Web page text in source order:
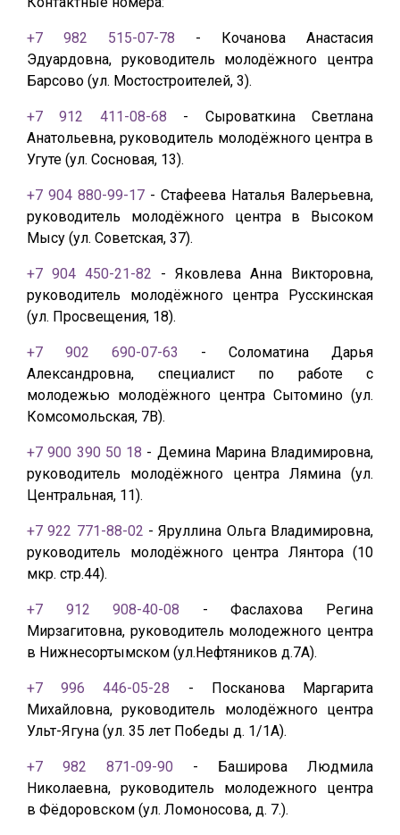
+7 982 515-07-78 - Кочанова Анастасия
Эдуардовна, руководитель молодёжного центра
Барсово (ул. Мостостроителей, 3).
+7 912 411-08-68 - Сыроваткина Светлана
Анатольевна, руководитель молодёжного центра в
Угуте (ул. Сосновая, 13).
+7 904 880-99-17 - Стафеева Наталья Валерьевна,
руководитель молодёжного центра в Высоком
Мысу (ул. Советская, 37).
+7 904 450-21-82 - Яковлева Анна Викторовна,
руководитель молодёжного центра Русскинская
(ул. Просвещения, 18).
+7 902 690-07-63
- Соломатина Дарья
Александровна, специалист по работе с
молодежью молодёжного центра Сытомино (ул.
Комсомольская, 7В).
+7 900 390 50 18 - Демина Марина Владимировна,
руководитель молодёжного центра Лямина (ул.
Центральная, 11).
+7 922 771-88-02 - Яруллина Ольга Владимировна,
руководитель молодёжного центра Лянтора (10
мкр. стр.44).
+7 912 908-40-08 - Фаслахова Регина
Мирзагитовна, руководитель молодежного центра
в Нижнесортымском (ул.Нефтяников д.7А).
+7 996 446-05-28 - Посканова Маргарита
Михайловна, руководитель молодёжного центра
Ульт-Ягуна (ул. 35 лет Победы д. 1/1А).
+7 982 871-09-90 - Баширова Людмила
Николаевна, руководитель молодежного центра
в Фёдоровском (ул. Ломоносова, д. 7.).